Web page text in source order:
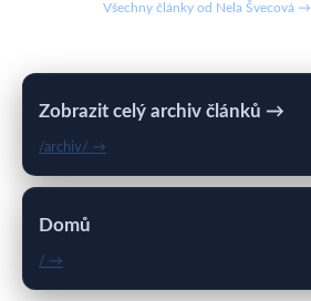
Všechny články od Nela Švecová →
Zobrazit celý archiv článků →
/archiv/ →
Domů
/ →